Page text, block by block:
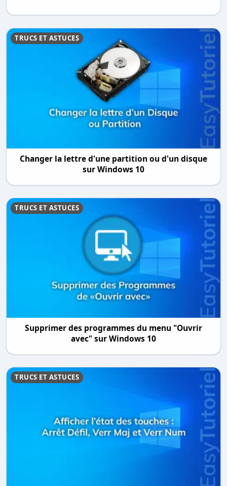
TRUCS ET ASTUCES
Changer la lettre d'une partition ou d'un disque
sur Windows 10
TRUCS ET ASTUCES
Supprimer des programmes du menu "Ouvrir
avec" sur Windows 10
TRUCS ET ASTUCES